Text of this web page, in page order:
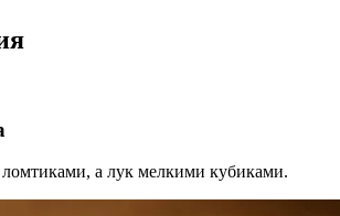
а лук мелкими кубиками.